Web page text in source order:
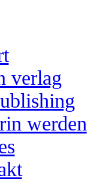
verlag
werden